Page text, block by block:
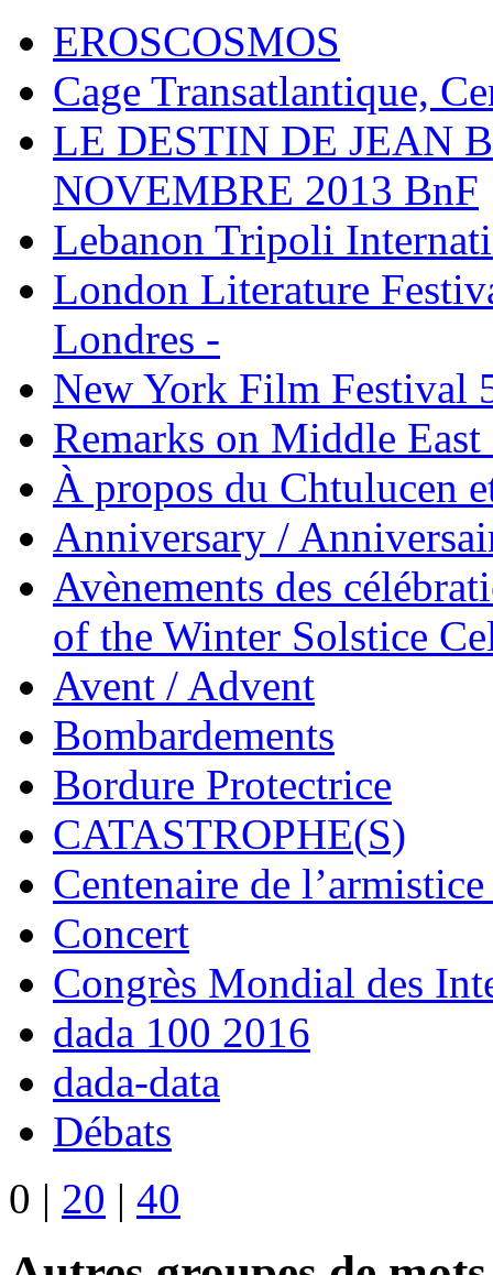
EROSCOSMOS
Cage Transatlantique,
LE DESTIN DE JEAN
NOVEMBRE 2013 BnF
Lebanon Tripoli
London Literature
Londres -
New York Film Festival
Remarks on Middle
À propos du Chtulucen
Anniversary /
Avènements des
of the Winter Solstice
Avent / Advent
Bombardements
Bordure Protectrice
CATASTROPHE(S)
Centenaire de
Concert
Congrès Mondial des
dada 100 2016
dada-data
Débats
0 | 20 | 40